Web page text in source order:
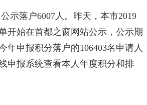
示落户6007人。昨天，本市2019
开始在首都之窗网站公示，公示期
年申报积分落户的106403名申请人
申报系统查看本人年度积分和排